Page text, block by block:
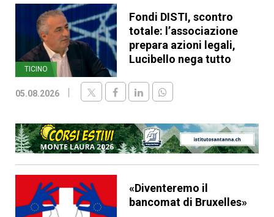
TICINO
Fondi DISTI, scontro
totale: l’associazione
prepara azioni legali,
Lucibello nega tutto
05.08.2026
«Diventeremo il
bancomat di Bruxelles»